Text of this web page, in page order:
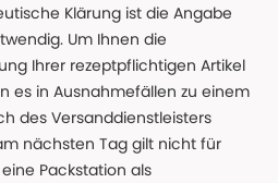
Klärung ist die Angabe
Um Ihnen die
Ihrer rezeptpflichtigen Artikel
es in Ausnahmefällen zu einem
des Versanddienstleisters
nächsten Tag gilt nicht für
Packstation als